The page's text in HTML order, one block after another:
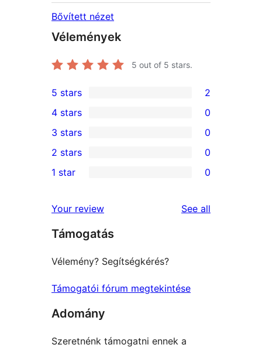
Bővített nézet
Vélemények
5 out of 5 stars.
2
5-
star
reviews
5 stars 2
4-
star
reviews
4 stars 0
0
3-
star
3 stars 0
2-
reviews
2 stars 0
star
reviews
1 star 0
Your review See all
Támogatás
Vélemény? Segítségkérés?
Támogatói fórum megtekintése
Adomány
Szeretnénk támogatni ennek a